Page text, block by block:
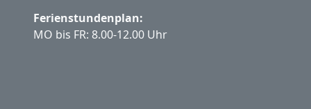
Ferienstundenplan:
MO bis FR: 8.00-12.00 Uhr